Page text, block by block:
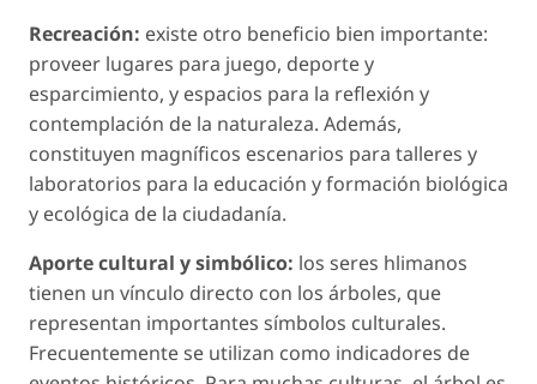
Recreación: existe otro beneficio bien importante:
proveer lugares para juego, deporte y
esparcimiento, y espacios para la reflexión y
contemplación de la naturaleza. Además,
constituyen magníficos escenarios para talleres y
laboratorios para la educación y formación biológica
y ecológica de la ciudadanía.
Aporte cultural y simbólico: los seres hlimanos
tienen un vínculo directo con los árboles, que
representan importantes símbolos culturales.
Frecuentemente se utilizan como indicadores de